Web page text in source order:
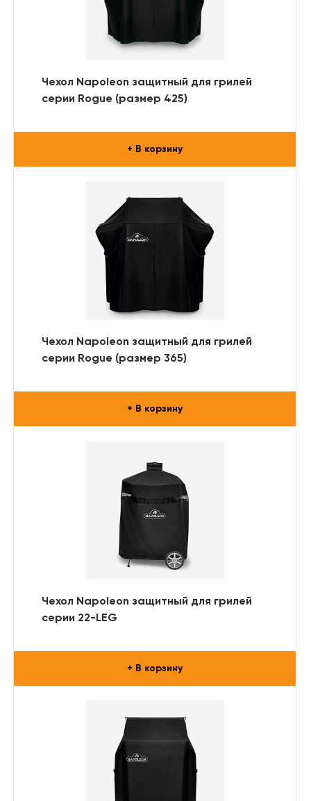
Чехол Napoleon защитный для грилей
серии Rogue (размер 425)
+ В корзину
Чехол Napoleon защитный для грилей
серии Rogue (размер 365)
+ В корзину
Чехол Napoleon защитный для грилей
серии 22-LEG
+ В корзину